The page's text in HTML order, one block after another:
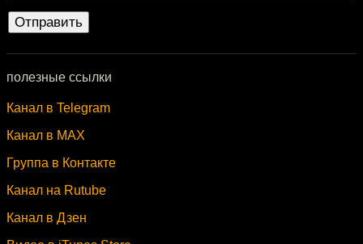
полезные ссылки
Канал в Telegram
Канал в MAX
Группа в Контакте
Канал на Rutube
Канал в Дзен